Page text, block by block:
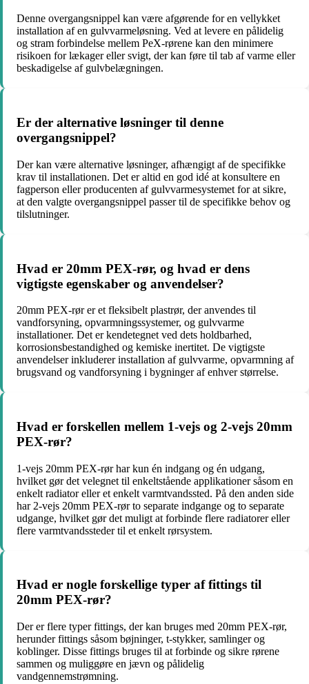
Denne overgangsnippel kan være afgørende for en vellykket
installation af en gulvvarmeløsning. Ved at levere en pålidelig
og stram forbindelse mellem PeX-rørene kan den minimere
risikoen for lækager eller svigt, der kan føre til tab af varme eller
beskadigelse af gulvbelægningen.
Er der alternative løsninger til denne
overgangsnippel?
Der kan være alternative løsninger, afhængigt af de specifikke
krav til installationen. Det er altid en god idé at konsultere en
fagperson eller producenten af ​​gulvvarmesystemet for at sikre,
at den valgte overgangsnippel passer til de specifikke behov og
tilslutninger.
Hvad er 20mm PEX-rør, og hvad er dens
vigtigste egenskaber og anvendelser?
20mm PEX-rør er et fleksibelt plastrør, der anvendes til
vandforsyning, opvarmningssystemer, og gulvvarme
installationer. Det er kendetegnet ved dets holdbarhed,
korrosionsbestandighed og kemiske inertitet. De vigtigste
anvendelser inkluderer installation af gulvvarme, opvarmning af
brugsvand og vandforsyning i bygninger af enhver størrelse.
Hvad er forskellen mellem 1-vejs og 2-vejs 20mm
PEX-rør?
1-vejs 20mm PEX-rør har kun én indgang og én udgang,
hvilket gør det velegnet til enkeltstående applikationer såsom en
enkelt radiator eller et enkelt varmtvandssted. På den anden side
har 2-vejs 20mm PEX-rør to separate indgange og to separate
udgange, hvilket gør det muligt at forbinde flere radiatorer eller
flere varmtvandssteder til et enkelt rørsystem.
Hvad er nogle forskellige typer af fittings til
20mm PEX-rør?
Der er flere typer fittings, der kan bruges med 20mm PEX-rør,
herunder fittings såsom bøjninger, t-stykker, samlinger og
koblinger. Disse fittings bruges til at forbinde og sikre rørene
sammen og muliggøre en jævn og pålidelig
vandgennemstrømning.